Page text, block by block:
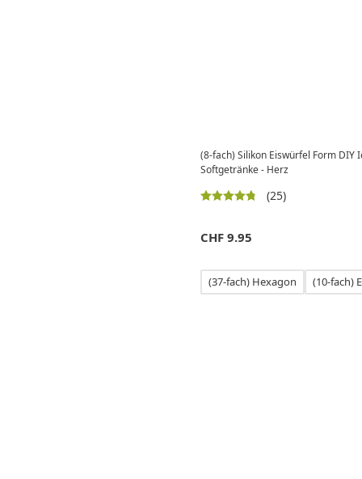
(8-fach) Silikon Eiswürfel Form DIY
Softgetränke - Herz
(25)
CHF 9.95
(37-fach) Hexagon (10-fach)